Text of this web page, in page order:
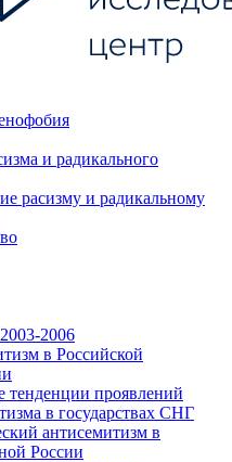
и радикального
расизму и радикальному
2006
в Российской
тенденции проявлений
в государствах СНГ
антисемитизм в
России